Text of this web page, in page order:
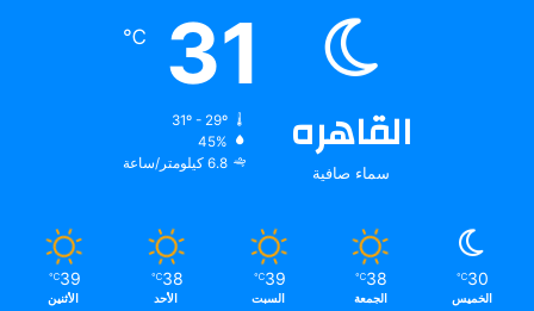
القاهره
سماء صافية
31
℃
31º - 29º
45%
6.8 كيلومتر/ساعة
30
℃
الخميس
38
℃
الجمعة
39
℃
السبت
38
℃
الأحد
39
℃
الأثنين